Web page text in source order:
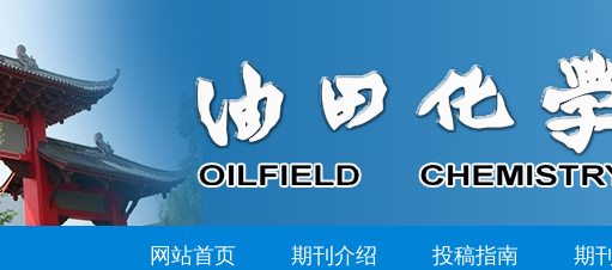
网站首页 期刊介绍 投稿指南 期